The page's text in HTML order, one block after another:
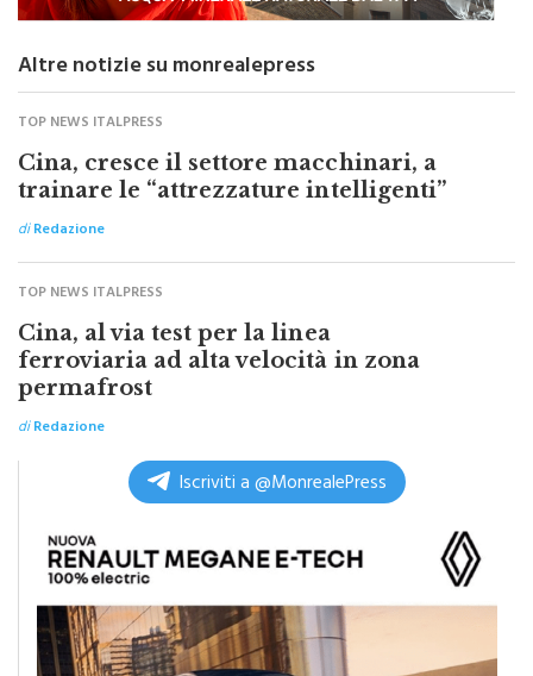
Altre notizie su monrealepress
TOP NEWS ITALPRESS
Cina, cresce il settore macchinari, a
trainare le “attrezzature intelligenti”
diRedazione
TOP NEWS ITALPRESS
Cina, al via test per la linea
ferroviaria ad alta velocità in zona
permafrost
di